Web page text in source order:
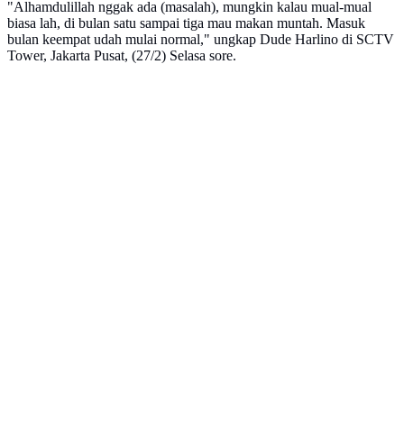
"Alhamdulillah nggak ada (masalah), mungkin kalau mual-mual
biasa lah, di bulan satu sampai tiga mau makan muntah. Masuk
bulan keempat udah mulai normal," ungkap Dude Harlino di SCTV
Tower, Jakarta Pusat, (27/2) Selasa sore.